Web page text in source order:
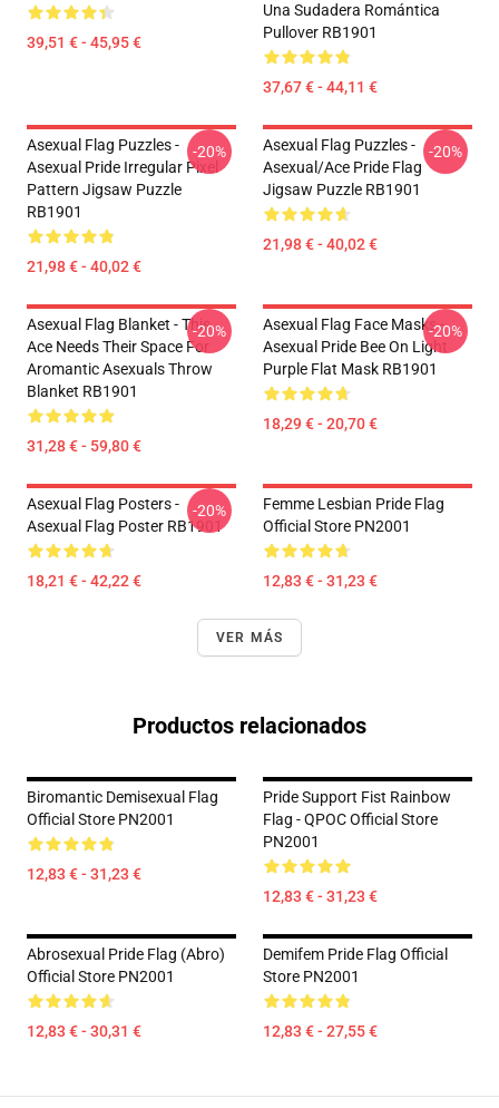
39,51 € - 45,95 €
Una Sudadera Romántica
Pullover RB1901
37,67 € - 44,11 €
Asexual Flag Puzzles -
Asexual Pride Irregular Pixel
Pattern Jigsaw Puzzle
RB1901
21,98 € - 40,02 €
-20%
Asexual Flag Puzzles -
Asexual/Ace Pride Flag
Jigsaw Puzzle RB1901
21,98 € - 40,02 €
-20%
Asexual Flag Blanket - This
Ace Needs Their Space For
Aromantic Asexuals Throw
Blanket RB1901
31,28 € - 59,80 €
-20%
Asexual Flag Face Masks -
Asexual Pride Bee On Light
Purple Flat Mask RB1901
18,29 € - 20,70 €
-20%
Asexual Flag Posters -
Asexual Flag Poster RB1901
18,21 € - 42,22 €
-20%
Femme Lesbian Pride Flag
Official Store PN2001
12,83 € - 31,23 €
VER MÁS
Productos relacionados
Biromantic Demisexual Flag
Official Store PN2001
12,83 € - 31,23 €
Pride Support Fist Rainbow
Flag - QPOC Official Store
PN2001
12,83 € - 31,23 €
Abrosexual Pride Flag (Abro)
Official Store PN2001
12,83 € - 30,31 €
Demifem Pride Flag Official
Store PN2001
12,83 € - 27,55 €